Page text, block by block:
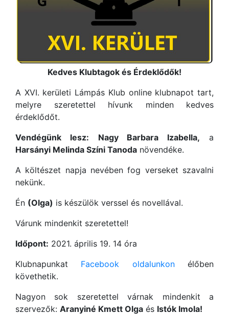
Kedves Klubtagok és Érdeklődők!
A XVI. kerületi Lámpás Klub online klubnapot tart,
melyre szeretettel hívunk minden kedves
érdeklődőt.
Vendégünk lesz:
Nagy Barbara Izabella, a
Harsányi Melinda Színi Tanoda növendéke.
A költészet napja nevében fog verseket szavalni
nekünk.
Én (Olga) is készülök verssel és novellával.
Várunk mindenkit szeretettel!
Időpont: 2021. április 19. 14 óra
Klubnapunkat Facebook oldalunkonélőben
követhetik.
Nagyon sok szeretettel várnak mindenkit a
szervezők: Aranyiné Kmett Olga és Istók Imola!